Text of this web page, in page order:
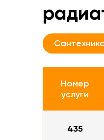
Номер
услуги
435